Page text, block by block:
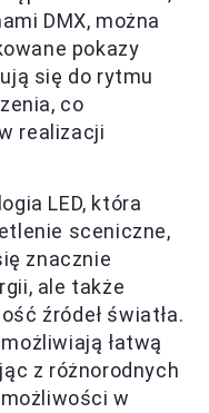
DMX, można
pokazy
się do rytmu
co
realizacji
LED, która
sceniczne,
znacznie
ale także
źródeł światła.
łatwą
z różnorodnych
w